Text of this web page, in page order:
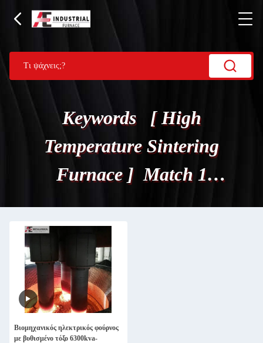
Keywords [ High
Temperature Sintering
Furnace ] Match 1
Προϊόντα.
Βιομηχανικός ηλεκτρικός φούρνος
με βυθισμένο τόξο 6300kva-